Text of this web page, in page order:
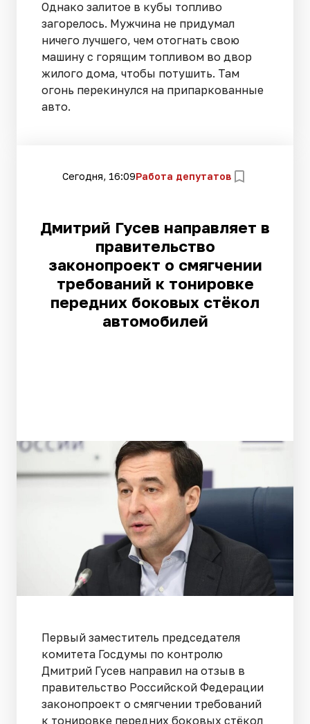
Однако залитое в кубы топливо
загорелось. Мужчина не придумал
ничего лучшего, чем отогнать свою
машину с горящим топливом во двор
жилого дома, чтобы потушить. Там
огонь перекинулся на припаркованные
авто.
Сегодня, 16:09Работа депутатов
Дмитрий Гусев направляет в
правительство
законопроект о смягчении
требований к тонировке
передних боковых стёкол
автомобилей
Первый заместитель председателя
комитета Госдумы по контролю
Дмитрий Гусев направил на отзыв в
правительство Российской Федерации
законопроект о смягчении требований
к тонировке передних боковых стёкол